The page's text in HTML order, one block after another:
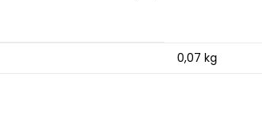
0,07 kg